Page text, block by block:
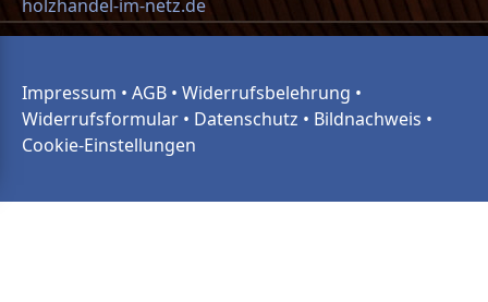
holzhandel-im-netz.de
Impressum • AGB • Widerrufsbelehrung •
Widerrufsformular • Datenschutz • Bildnachweis •
Cookie-Einstellungen